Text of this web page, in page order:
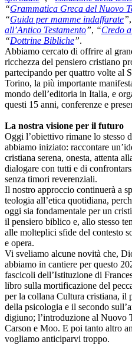
“Grammatica Greca del Nuovo
“Guida per mamme indaffarate”,
all’Antico Testamento”, “Credo
“Dottrine Bibliche”.
Abbiamo cercato di offrire al
ricchezza del pensiero cristiano
partecipando per quattro volte al
Torino, la più importante
mondo dell’editoria in Italia, e
questi 15 anni, conferenze e
La nostra visione per il futuro
Oggi l’obiettivo rimane lo stesso
abbiamo iniziato: raccontare
cristiana serena, onesta, attenta
dialogare con tutti e di
senza timori reverenziali.
Il nostro approccio continuerà a
teologia all’etica quotidiana,
oggi sia fondamentale per un
il pensiero biblico e, allo stesso
alle molteplici sfide del contesto
e opera.
Vi sveliamo alcune novità che,
abbiamo in cantiere per questo
fascicoli dell’Istituzione di
libro sulla mortificazione del
per la collana Cultura cristiana, il
della psicologia e il secondo
digiuno; l’introduzione al Nuovo
Carson e Moo. E poi tanto altro
vogliamo anticiparvi troppo.